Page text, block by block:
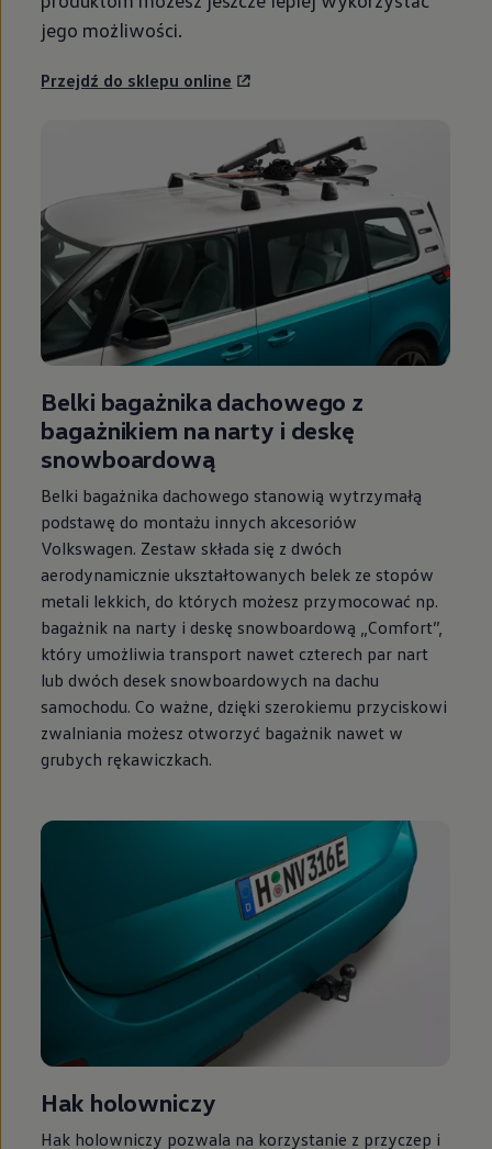
jego możliwości.
Przejdź do sklepu online
Belki bagażnika dachowego z
bagażnikiem na narty i deskę
snowboardową
Belki bagażnika dachowego stanowią wytrzymałą
podstawę do montażu innych akcesoriów
Volkswagen. Zestaw składa się z dwóch
aerodynamicznie ukształtowanych belek ze stopów
metali lekkich, do których możesz przymocować np.
bagażnik na narty i deskę snowboardową „Comfort”,
który umożliwia transport nawet czterech par nart
lub dwóch desek snowboardowych na dachu
samochodu. Co ważne, dzięki szerokiemu przyciskowi
zwalniania możesz otworzyć bagażnik nawet w
grubych rękawiczkach.
Hak holowniczy
Hak holowniczy pozwala na korzystanie z przyczep i